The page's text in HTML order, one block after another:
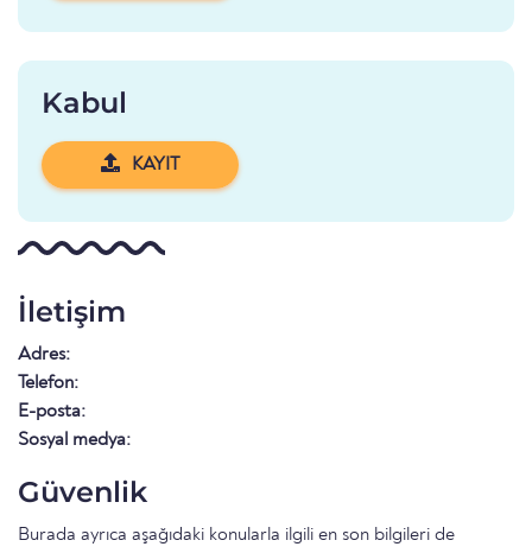
Kabul
KAYIT
İletişim
Adres:
Telefon:
E-posta:
Sosyal medya:
Güvenlik
Burada ayrıca aşağıdaki konularla ilgili en son bilgileri de